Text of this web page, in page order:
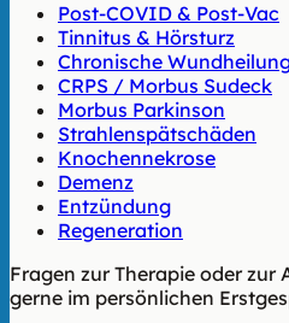
Post-COVID & Post-Vac
Tinnitus & Hörsturz
Chronische
CRPS / Morbus Sudeck
Morbus Parkinson
Strahlenspätschäden
Knochennekrose
Demenz
Entzündung
Regeneration
Fragen zur Therapie oder zur
gerne im persönlichen